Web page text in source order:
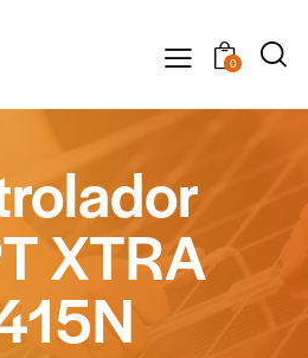
0
XTRA